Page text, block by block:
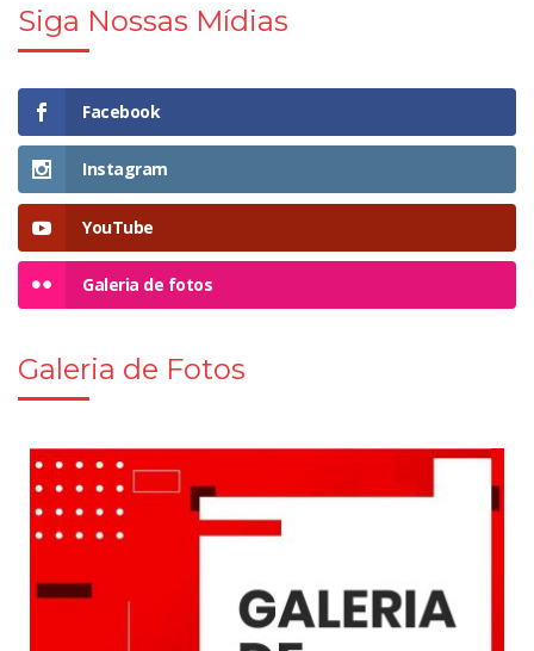
Siga Nossas Mídias
Facebook
Instagram
YouTube
Galeria de fotos
Galeria de Fotos